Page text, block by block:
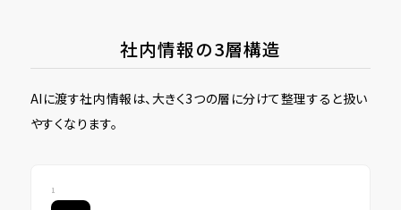
社内情報の3層構造
AIに渡す社内情報は、大きく3つの層に分けて整理すると扱い
やすくなります。